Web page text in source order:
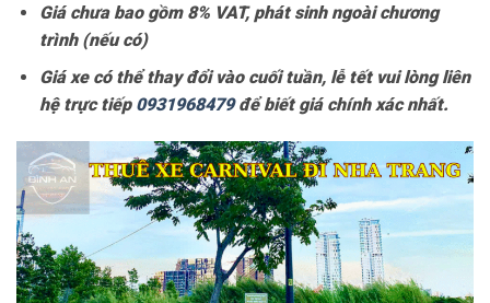
Giá chưa bao gồm 8% VAT, phát sinh ngoài chương
trình (nếu có)
Giá xe có thể thay đổi vào cuối tuần, lễ tết vui lòng liên
hệ trực tiếp 0931968479để biết giá chính xác nhất.